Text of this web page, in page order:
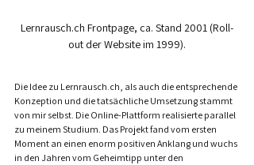
Lernrausch.ch Frontpage, ca. Stand 2001 (Roll-
out der Website im 1999).
Die Idee zu Lernrausch.ch, als auch die entsprechende
Konzeption und die tatsächliche Umsetzung stammt
von mir selbst. Die Online-Plattform realisierte parallel
zu meinem Studium. Das Projekt fand vom ersten
Moment an einen enorm positiven Anklang und wuchs
in den Jahren vom Geheimtipp unter den